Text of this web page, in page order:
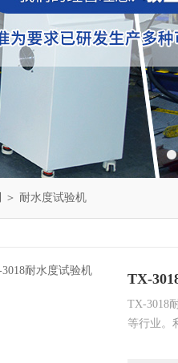
＞ 耐水度试验机
TX-
TX-3018
等行业。